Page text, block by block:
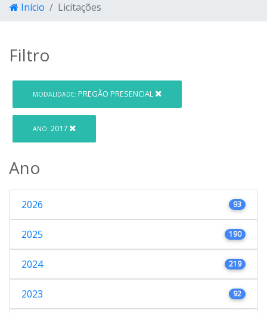
Início Licitações
Filtro
MODALIDADE: PREGÃO PRESENCIAL
ANO: 2017
Ano
2026 93
2025 190
2024 219
2023 92